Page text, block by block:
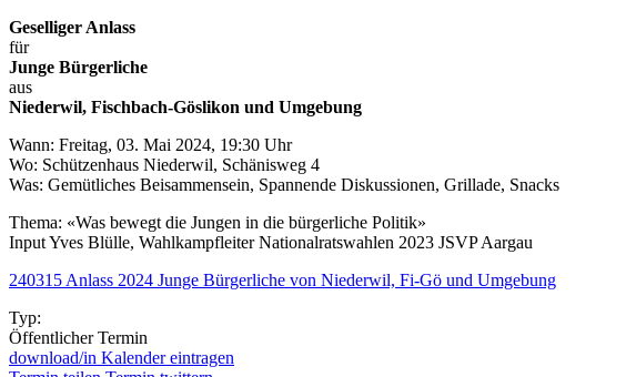
Geselliger Anlass
für
Junge Bürgerliche
aus
Niederwil, Fischbach-Göslikon und Umgebung
Wann: Freitag, 03. Mai 2024, 19:30 Uhr
Wo: Schützenhaus Niederwil, Schänisweg 4
Was: Gemütliches Beisammensein, Spannende Diskussionen, Grillade, Snacks
Thema: «Was bewegt die Jungen in die bürgerliche Politik»
Input Yves Blülle, Wahlkampfleiter Nationalratswahlen 2023 JSVP Aargau
240315 Anlass 2024 Junge Bürgerliche von Niederwil, Fi-Gö und Umgebung
Typ:
Öffentlicher Termin
download/in Kalender eintragen